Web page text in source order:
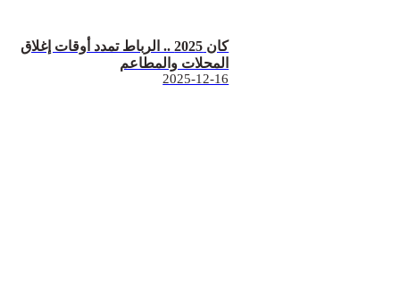
كان 2025 .. الرباط تمدد أوقات إغلاق
المحلات والمطاعم
2025-12-16